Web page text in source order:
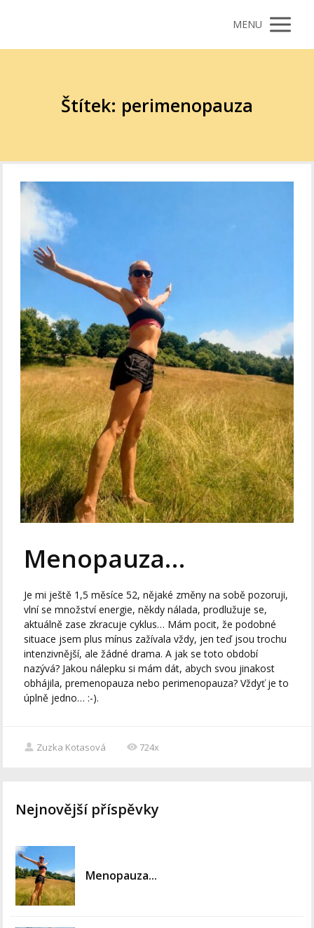
MENU
Štítek: perimenopauza
Menopauza…
Je mi ještě 1,5 měsíce 52, nějaké změny na sobě pozoruji,
vlní se množství energie, někdy nálada, prodlužuje se,
aktuálně zase zkracuje cyklus… Mám pocit, že podobné
situace jsem plus mínus zažívala vždy, jen teď jsou trochu
intenzivnější, ale žádné drama. A jak se toto období
nazývá? Jakou nálepku si mám dát, abych svou jinakost
obhájila, premenopauza nebo perimenopauza? Vždyť je to
úplně jedno… :-).
Zuzka Kotasová 724x
Nejnovější příspěvky
Menopauza...